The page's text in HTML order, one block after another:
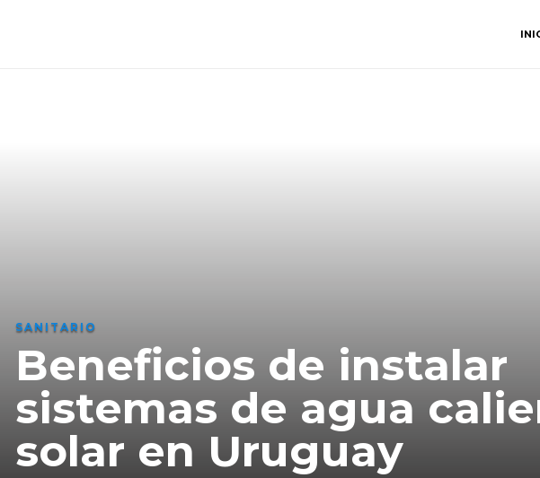
SANITARIO
Beneficios de instalar
sistemas de agua
solar en Uruguay